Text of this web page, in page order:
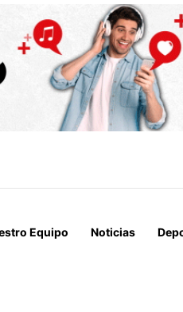
EL REINICIO DE RELACIONES
Equipo Noticias